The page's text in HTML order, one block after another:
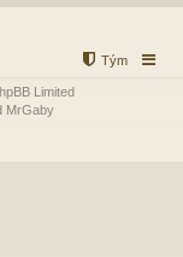
Tým
Limited
MrGaby